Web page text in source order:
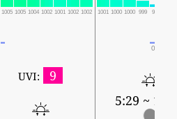
1005 1005 1004 1002 1001 1002 1002 1001 1000 1000 999 997
0.1
UVI: 9
5:29 ~ 19:03